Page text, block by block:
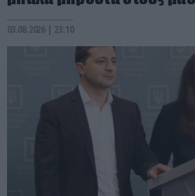
03.08.2026 | 23:10